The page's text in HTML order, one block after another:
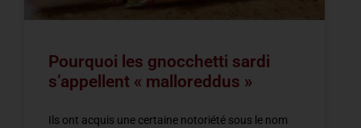
Pourquoi les gnocchetti sardi
s’appellent « malloreddus »
Ils ont acquis une certaine notoriété sous le nom